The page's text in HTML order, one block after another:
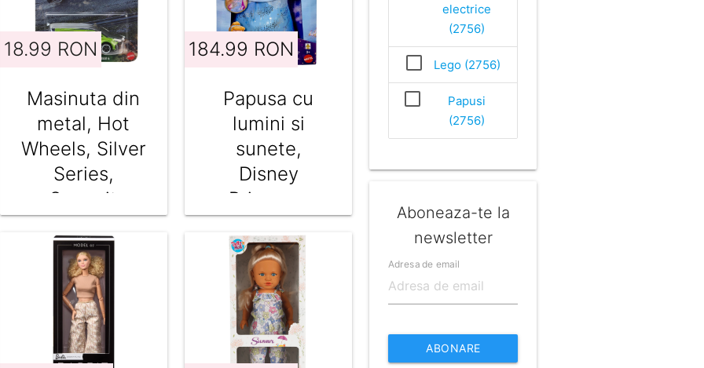
18.99 RON
Masinuta din
metal, Hot
Wheels, Silver
Series,
Summit
Surge, 1:64,
JLT22
184.99 RON
Papusa cu
lumini si
sunete,
Disney
Princess,
Cenusareasa,
JBF94
electrice
(2756)
Lego (2756)
Papusi
(2756)
Aboneaza-te la
newsletter
Adresa de email
ABONARE